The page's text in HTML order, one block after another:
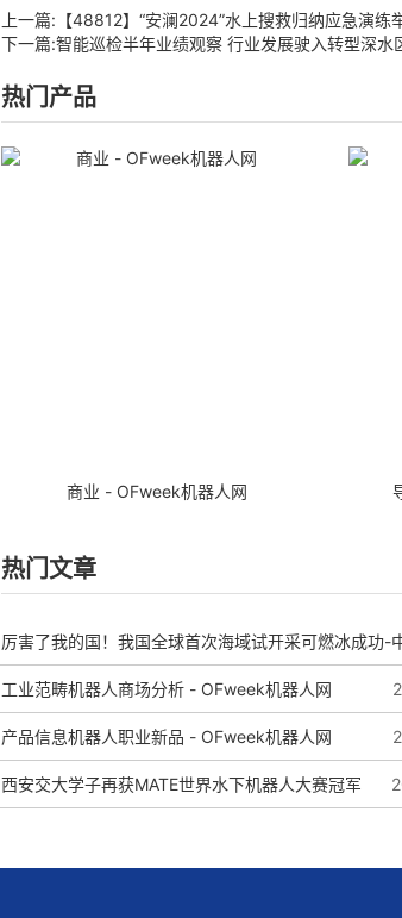
上一篇: 【48812】“安澜2024”水上搜救归纳应急演练
下一篇:智能巡检半年业绩观察 行业发展驶入转型深水
热门产品
商业 - OFweek机器人网
热门文章
厉害了我的国！我国全球首次海域试开采可燃冰成功-
览
工业范畴机器人商场分析 - OFweek机器人网
产品信息机器人职业新品 - OFweek机器人网
西安交大学子再获MATE世界水下机器人大赛冠军